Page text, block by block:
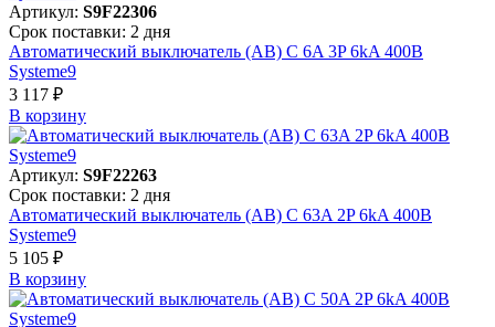
Артикул: S9F22306
Срок поставки: 2 дня
Автоматический выключатель (АВ) C 6A 3P 6kA 400В
Systeme9
3 117 ₽
В корзинy
Артикул: S9F22263
Срок поставки: 2 дня
Автоматический выключатель (АВ) C 63A 2P 6kA 400В
Systeme9
5 105 ₽
В корзинy